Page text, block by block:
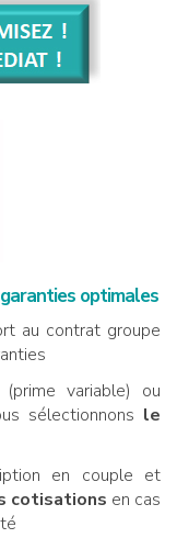
optimales
au contrat groupe
(prime variable) ou
sélectionnons le
en couple et
cotisations en cas